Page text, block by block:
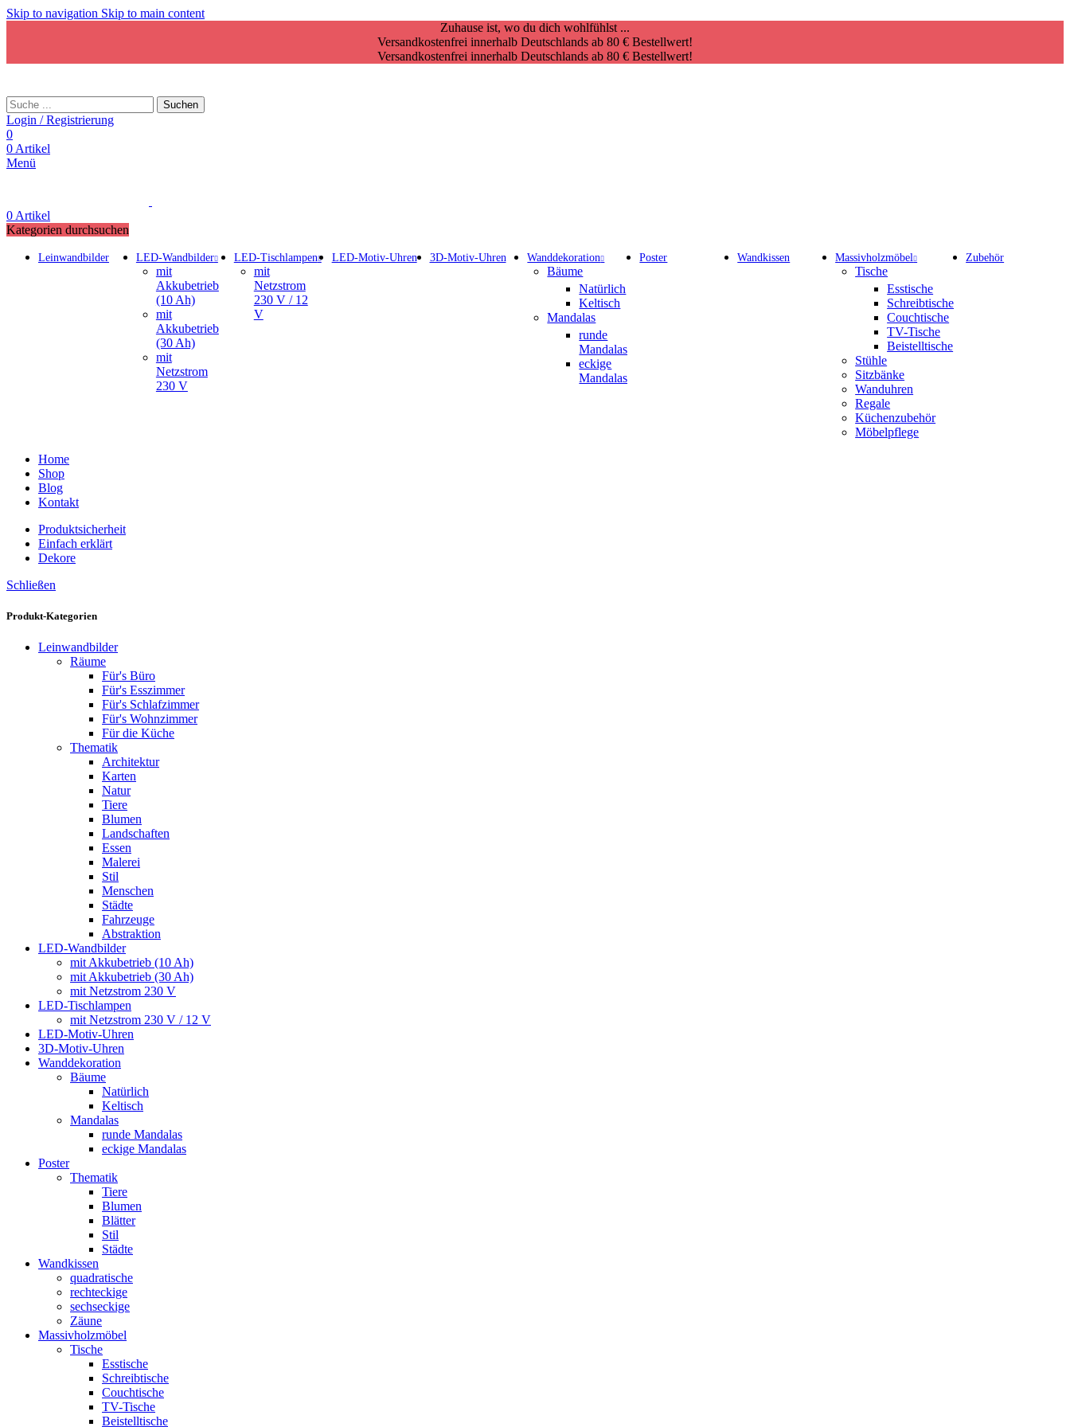
Skip to navigation Skip to main content
Zuhause ist, wo du dich wohlfühlst ...
Versandkostenfrei innerhalb Deutschlands ab 80 € Bestellwert!
Versandkostenfrei innerhalb Deutschlands ab 80 € Bestellwert!
Suchen
Login / Registrierung
0
0 Artikel
Menü
0 Artikel
Kategorien durchsuchen
Leinwandbilder LED-Wandbilder
mit
Akkubetrieb
(10 Ah)
mit
Akkubetrieb
(30 Ah)
mit
Netzstrom
230 V
LED-Tischlampen
mit
Netzstrom
230 V / 12
V
LED-Motiv-Uhren 3D-Motiv-Uhren Wanddekoration
Bäume
Natürlich
Keltisch
Mandalas
runde
Mandalas
eckige
Mandalas
Poster Wandkissen Massivholzmöbel
Tische
Esstische
Schreibtische
Couchtische
TV-Tische
Beistelltische
Stühle
Sitzbänke
Wanduhren
Regale
Küchenzubehör
Möbelpflege
Zubehör
Home
Shop
Blog
Kontakt
Produktsicherheit
Einfach erklärt
Dekore
Schließen
Produkt-Kategorien
Leinwandbilder
Räume
Für's Büro
Für's Esszimmer
Für's Schlafzimmer
Für's Wohnzimmer
Für die Küche
Thematik
Architektur
Karten
Natur
Tiere
Blumen
Landschaften
Essen
Malerei
Stil
Menschen
Städte
Fahrzeuge
Abstraktion
LED-Wandbilder
mit Akkubetrieb (10 Ah)
mit Akkubetrieb (30 Ah)
mit Netzstrom 230 V
LED-Tischlampen
mit Netzstrom 230 V / 12 V
LED-Motiv-Uhren
3D-Motiv-Uhren
Wanddekoration
Bäume
Natürlich
Keltisch
Mandalas
runde Mandalas
eckige Mandalas
Poster
Thematik
Tiere
Blumen
Blätter
Stil
Städte
Wandkissen
quadratische
rechteckige
sechseckige
Zäune
Massivholzmöbel
Tische
Esstische
Schreibtische
Couchtische
TV-Tische
Beistelltische